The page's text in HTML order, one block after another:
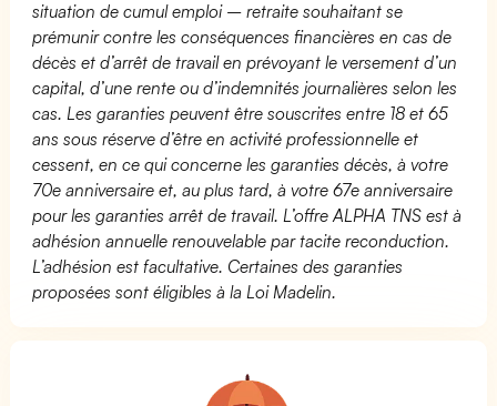
situation de cumul emploi – retraite souhaitant se
prémunir contre les conséquences financières en cas de
décès et d’arrêt de travail en prévoyant le versement d’un
capital, d’une rente ou d’indemnités journalières selon les
cas. Les garanties peuvent être souscrites entre 18 et 65
ans sous réserve d’être en activité professionnelle et
cessent, en ce qui concerne les garanties décès, à votre
70e anniversaire et, au plus tard, à votre 67e anniversaire
pour les garanties arrêt de travail. L’offre ALPHA TNS est à
adhésion annuelle renouvelable par tacite reconduction.
L’adhésion est facultative. Certaines des garanties
proposées sont éligibles à la Loi Madelin.